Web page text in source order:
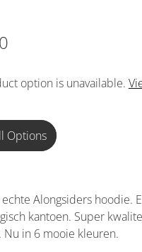
option is unavailable.
Options
Alongsiders hoodie.
kantoen. Super
Nu in 6 mooie kleuren.